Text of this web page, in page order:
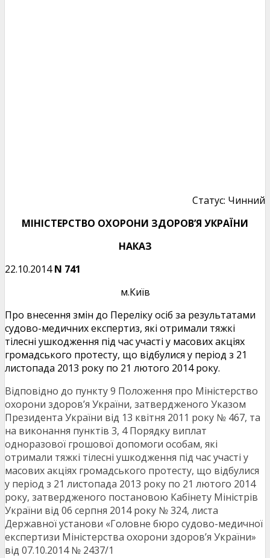
Статус: Чинний
МІНІСТЕРСТВО ОХОРОНИ ЗДОРОВ’Я УКРАЇНИ
НАКАЗ
22.10.2014N 741
м.Київ
Про внесення змін до Переліку осіб за результатами
судово-медичних експертиз, які отримали тяжкі
тілесні ушкодження під час участі у масових акціях
громадського протесту, що відбулися у період з 21
листопада 2013 року по 21 лютого 2014 року.
Відповідно до пункту 9 Положення про Міністерство
охорони здоров’я України, затвердженого Указом
Президента України від 13 квітня 2011 року № 467, та
на виконання пунктів 3, 4 Порядку виплат
одноразової грошової допомоги особам, які
отримали тяжкі тілесні ушкодження під час участі у
масових акціях громадського протесту, що відбулися
у період з 21 листопада 2013 року по 21 лютого 2014
року, затвердженого постановою Кабінету Міністрів
України від 06 серпня 2014 року № 324, листа
Державної установи «Головне бюро судово-медичної
експертизи Міністерства охорони здоров’я України»
від 07.10.2014 № 2437/1